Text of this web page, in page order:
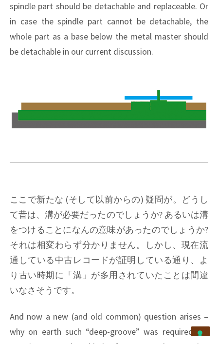
spindle part should be detachable and replaceable. Or
in case the spindle part cannot be detachable, the
whole part as a base below the metal master should
be detachable in our current discussion.
ここで新たな (そして以前からの) 疑問が。どうし
て昔は、溝が必要だったのでしょうか? あるいは溝
をつけることになんの意味があったのでしょうか?
それは相変わらず分かりません。しかし、現在流
通している中古レコードが証明している通り、よ
り古い時期に「溝」が多用されていたことは間違
いなさそうです。
And now a new (and old common) question arises –
why on earth such “deep-groove” was required for